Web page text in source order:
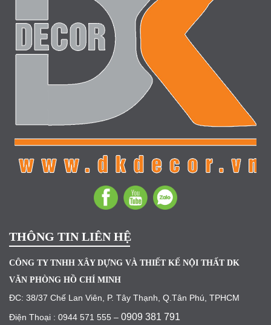
THÔNG TIN LIÊN HỆ
CÔNG TY TNHH XÂY DỰNG VÀ THIẾT KẾ NỘI THẤT DK
VĂN PHÒNG HỒ CHÍ MINH
ĐC: 38/37 Chế Lan Viên, P. Tây Thạnh, Q.Tân Phú, TPHCM
Điện Thoại : 0944 571 555 – 0909 381 791